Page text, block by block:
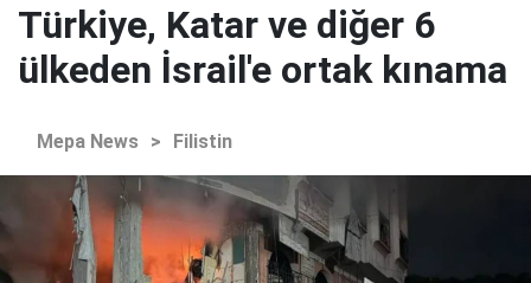
Türkiye, Katar ve diğer 6
ülkeden İsrail'e ortak kınama
Mepa News > Filistin